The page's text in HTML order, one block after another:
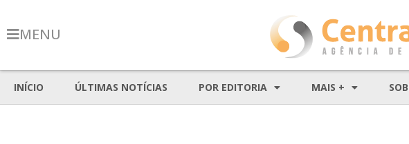
MENU
INÍCIO ÚLTIMAS NOTÍCIAS POR EDITORIA MAIS +